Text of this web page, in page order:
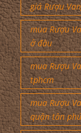
giá Rượu
mua Rượu
ở đâu
mua Rượu
tphcm
mua Rượu
quận tân phú